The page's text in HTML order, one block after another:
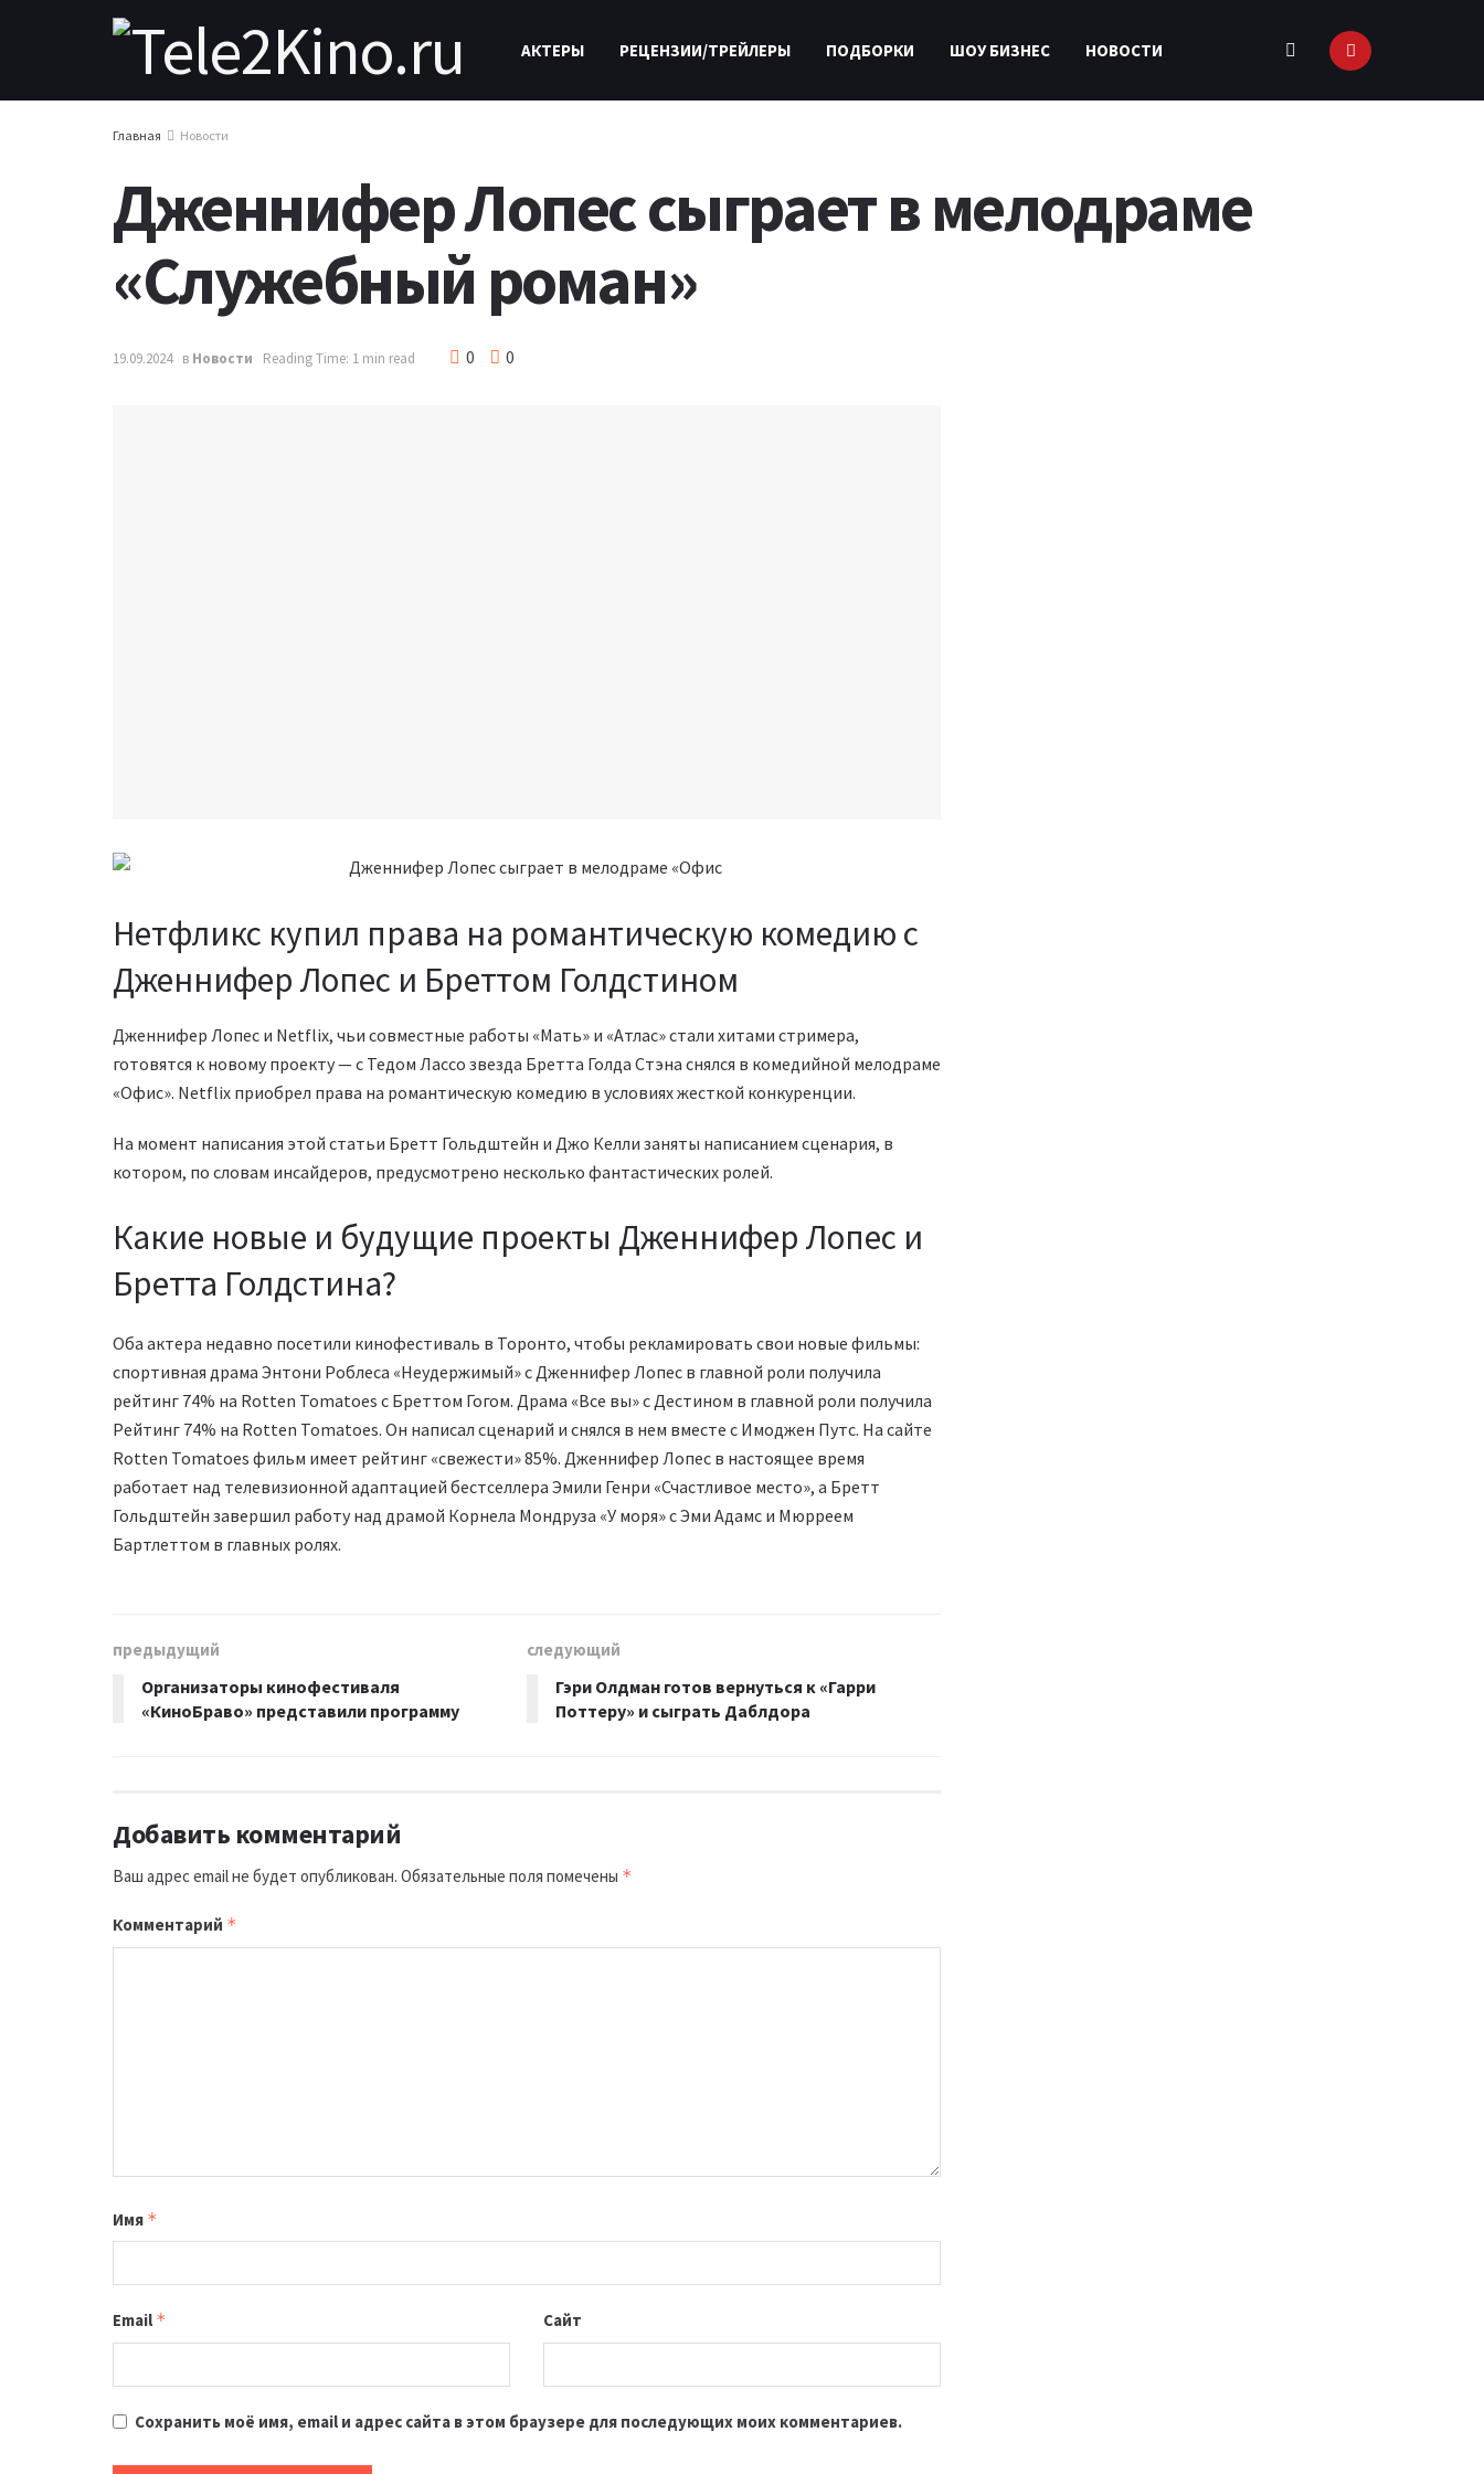
АКТЕРЫ РЕЦЕНЗИИ/ТРЕЙЛЕРЫ ПОДБОРКИ ШОУ БИЗНЕС НОВОСТИ
Главная Новости
Дженнифер Лопес сыграет в мелодраме
«Служебный роман»
19.09.2024 в Новости Reading Time: 1 min read 0 0
Нетфликс купил права на романтическую комедию с
Дженнифер Лопес и Бреттом Голдстином
Дженнифер Лопес и Netflix, чьи совместные работы «Мать» и «Атлас» стали хитами стримера,
готовятся к новому проекту — с Тедом Лассо звезда Бретта Голда Стэна снялся в комедийной мелодраме
«Офис». Netflix приобрел права на романтическую комедию в условиях жесткой конкуренции.
На момент написания этой статьи Бретт Гольдштейн и Джо Келли заняты написанием сценария, в
котором, по словам инсайдеров, предусмотрено несколько фантастических ролей.
Какие новые и будущие проекты Дженнифер Лопес и
Бретта Голдстина?
Оба актера недавно посетили кинофестиваль в Торонто, чтобы рекламировать свои новые фильмы:
спортивная драма Энтони Роблеса «Неудержимый» с Дженнифер Лопес в главной роли получила
рейтинг 74% на Rotten Tomatoes с Бреттом Гогом. Драма «Все вы» с Дестином в главной роли получила
Рейтинг 74% на Rotten Tomatoes. Он написал сценарий и снялся в нем вместе с Имоджен Путс. На сайте
Rotten Tomatoes фильм имеет рейтинг «свежести» 85%. Дженнифер Лопес в настоящее время
работает над телевизионной адаптацией бестселлера Эмили Генри «Счастливое место», а Бретт
Гольдштейн завершил работу над драмой Корнела Мондруза «У моря» с Эми Адамс и Мюрреем
Бартлеттом в главных ролях.
предыдущий
Организаторы кинофестиваля
«КиноБраво» представили программу
следующий
Гэри Олдман готов вернуться к «Гарри
Поттеру» и сыграть Даблдора
Добавить комментарий
Ваш адрес email не будет опубликован. Обязательные поля помечены *
Комментарий *
Имя *
Email * Сайт
Сохранить моё имя, email и адрес сайта в этом браузере для последующих моих комментариев.